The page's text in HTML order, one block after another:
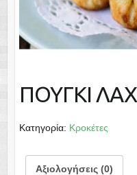
ΠΟΥΓΚΙ
Κατηγορία: Κροκέτες
Αξιολογήσεις (0)